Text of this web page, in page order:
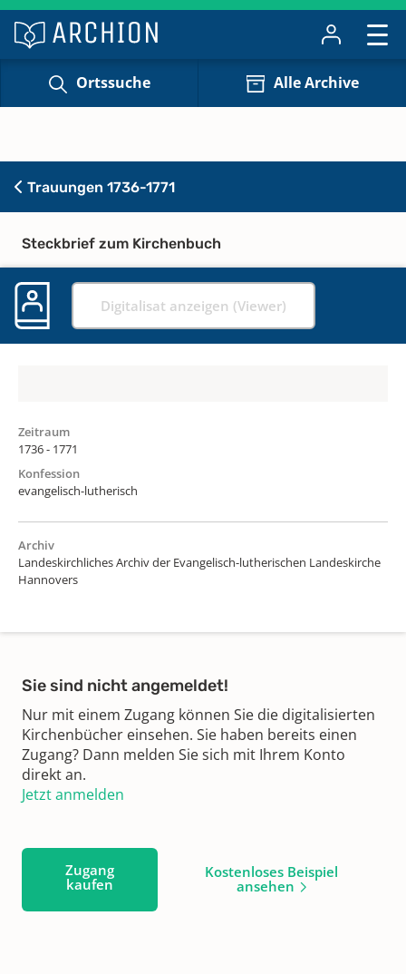
Ortssuche Alle Archive
Trauungen 1736-1771
Steckbrief zum Kirchenbuch
Digitalisat anzeigen (Viewer)
Zeitraum
1736 - 1771
Konfession
evangelisch-lutherisch
Archiv
Landeskirchliches Archiv der Evangelisch-lutherischen Landeskirche
Hannovers
Sie sind nicht angemeldet!
Nur mit einem Zugang können Sie die digitalisierten
Kirchenbücher einsehen. Sie haben bereits einen
Zugang? Dann melden Sie sich mit Ihrem Konto
direkt an.
Jetzt anmelden
Zugang
kaufen
Kostenloses Beispiel
ansehen